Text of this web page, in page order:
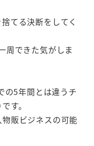
てる決断をしてく
周できた気がしま
の5年間とは違うチ
す。
販ビジネスの可能